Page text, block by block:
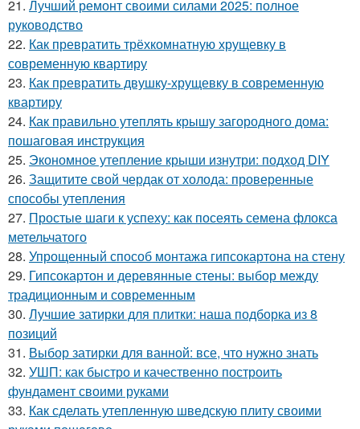
21. Лучший ремонт своими силами 2025: полное
руководство
22. Как превратить трёхкомнатную хрущевку в
современную квартиру
23. Как превратить двушку-хрущевку в современную
квартиру
24. Как правильно утеплять крышу загородного дома:
пошаговая инструкция
25. Экономное утепление крыши изнутри: подход DIY
26. Защитите свой чердак от холода: проверенные
способы утепления
27. Простые шаги к успеху: как посеять семена флокса
метельчатого
28. Упрощенный способ монтажа гипсокартона на стену
29. Гипсокартон и деревянные стены: выбор между
традиционным и современным
30. Лучшие затирки для плитки: наша подборка из 8
позиций
31. Выбор затирки для ванной: все, что нужно знать
32. УШП: как быстро и качественно построить
фундамент своими руками
33. Как сделать утепленную шведскую плиту своими